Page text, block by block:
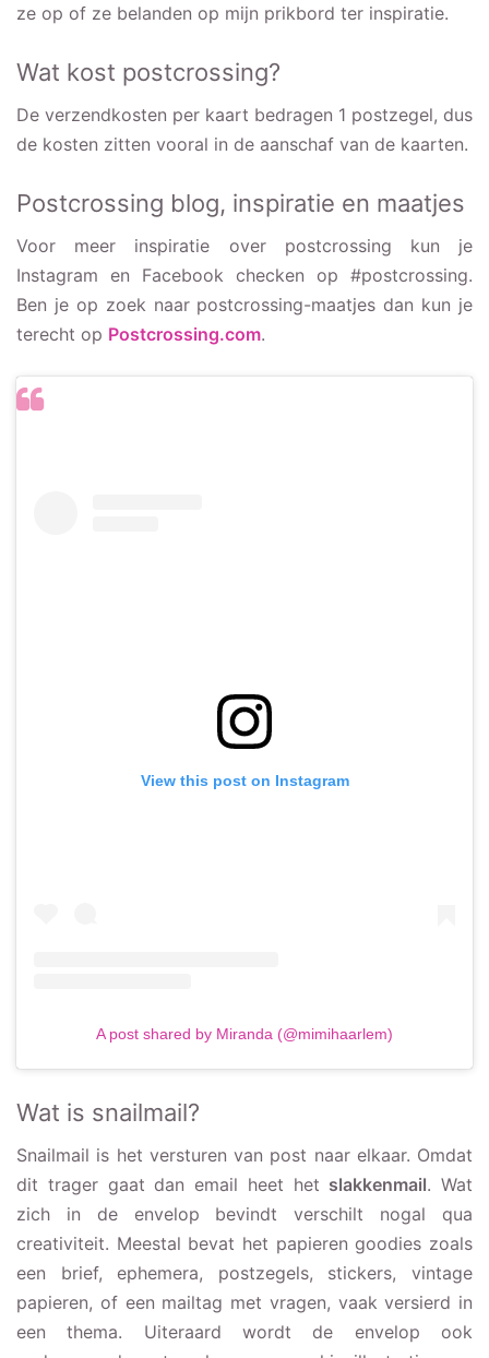
ze op of ze belanden op mijn prikbord ter inspiratie.
Wat kost postcrossing?
De verzendkosten per kaart bedragen 1 postzegel, dus
de kosten zitten vooral in de aanschaf van de kaarten.
Postcrossing blog, inspiratie en maatjes
Voor meer inspiratie over postcrossing kun je
Instagram en Facebook checken op #postcrossing.
Ben je op zoek naar postcrossing-maatjes dan kun je
terecht op Postcrossing.com.
View this post on Instagram
A post shared by Miranda (@mimihaarlem)
Wat is snailmail?
Snailmail is het versturen van post naar elkaar. Omdat
dit trager gaat dan email heet het slakkenmail. Wat
zich in de envelop bevindt verschilt nogal qua
creativiteit. Meestal bevat het papieren goodies zoals
een brief, ephemera, postzegels, stickers, vintage
papieren, of een mailtag met vragen, vaak versierd in
een thema. Uiteraard wordt de envelop ook